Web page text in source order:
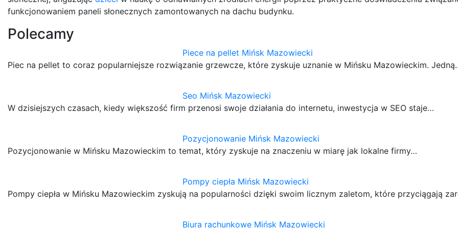
funkcjonowaniem paneli słonecznych zamontowanych na dachu budynku.
Polecamy
Piece na pellet Mińsk Mazowiecki
Piec na pellet to coraz popularniejsze rozwiązanie grzewcze, które zyskuje uznanie w Mińsku Mazowieckim.
Seo Mińsk Mazowiecki
W dzisiejszych czasach, kiedy większość firm przenosi swoje działania do internetu, inwestycja w SEO staje…
Pozycjonowanie Mińsk Mazowiecki
Pozycjonowanie w Mińsku Mazowieckim to temat, który zyskuje na znaczeniu w miarę jak lokalne firmy…
Pompy ciepła Mińsk Mazowiecki
Pompy ciepła w Mińsku Mazowieckim zyskują na popularności dzięki swoim licznym zaletom, które przyciągają
Biura rachunkowe Mińsk Mazowiecki